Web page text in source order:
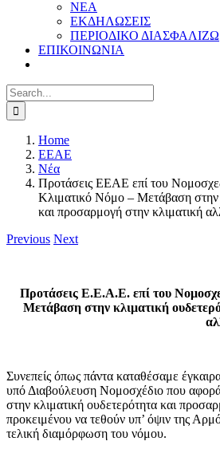
ΝΕΑ
ΕΚΔΗΛΩΣΕΙΣ
ΠΕΡΙΟΔΙΚΟ ΔΙΑΣΦΑΛΙΖΩ
ΕΠΙΚΟΙΝΩΝΙΑ
Search
for:
Home
ΕΕΑΕ
Νέα
Προτάσεις EEAE επί του
Κλιματικό Νόμο – Μετάβαση στην
και προσαρμογή στην κλιματική
Previous Next
Προτάσεις Ε.Ε.Α.Ε. επί του
Μετάβαση στην κλιματική
Συνεπείς όπως πάντα καταθέσαμε
υπό Διαβούλευση Νομοσχέδιο που
στην κλιματική ουδετερότητα και
προκειμένου να τεθούν υπ’ όψιν της
τελική διαμόρφωση του νόμου.